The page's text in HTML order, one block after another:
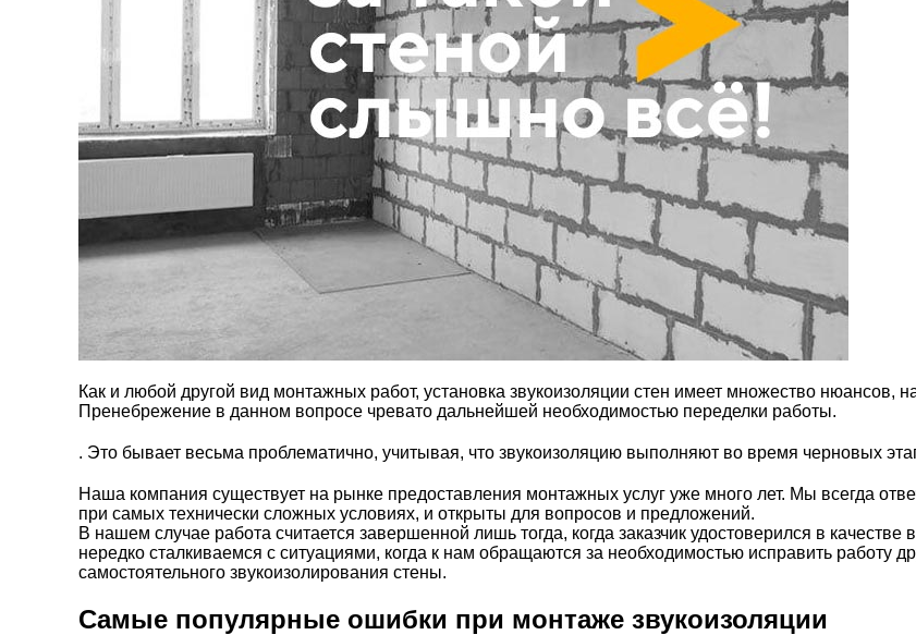
Как и любой другой вид монтажных работ, установка звукоизоляции стен имеет множество
Пренебрежение в данном вопросе чревато дальнейшей необходимостью переделки работы.
. Это бывает весьма проблематично, учитывая, что звукоизоляцию выполняют во время черновых
Наша компания существует на рынке предоставления монтажных услуг уже много лет. Мы всегда
при самых технически сложных условиях, и открыты для вопросов и предложений.
В нашем случае работа считается завершенной лишь тогда, когда заказчик удостоверился в
нередко сталкиваемся с ситуациями, когда к нам обращаются за необходимостью исправить работу
самостоятельного звукоизолирования стены.
Самые популярные ошибки при монтаже звукоизоляции